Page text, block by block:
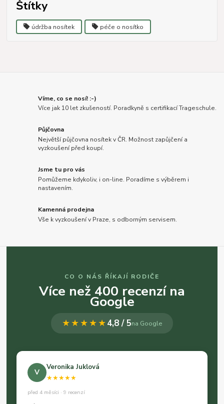
Štítky
údržba nosítek péče o nosítko
Víme, co se nosí! :-)
Více jak 10 let zkušeností. Poradkyně s certifikací Trageschule.
Půjčovna
Největší půjčovna nosítek v ČR. Možnost zapůjčení a
vyzkoušení před koupí.
Jsme tu pro vás
Pomůžeme kdykoliv, i on-line. Poradíme s výběrem i
nastavením.
Kamenná prodejna
Vše k vyzkoušení v Praze, s odborným servisem.
CO O NÁS ŘÍKAJÍ RODIČE
Více než 400 recenzí na
Google
★★★★★4,8 / 5na Google
V
Veronika Juklová
★★★★★
před 4 měsíci · 9 recenzí